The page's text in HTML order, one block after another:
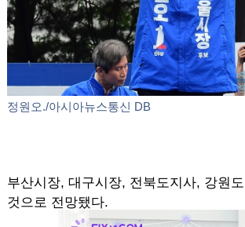
정원오./아시아뉴스통신 DB
부산시장, 대구시장, 전북도지사, 강원
것으로 전망됐다.